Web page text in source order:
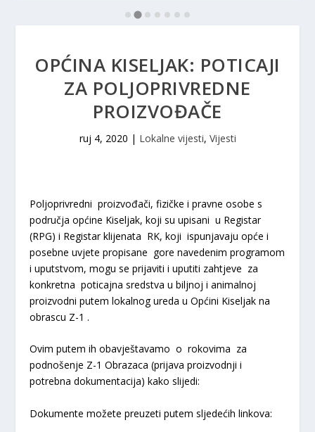
OPĆINA KISELJAK: POTICAJI
ZA POLJOPRIVREDNE
PROIZVOĐAČE
ruj 4, 2020 | Lokalne vijesti, Vijesti
Poljoprivredni proizvođači, fizičke i pravne osobe s
područja općine Kiseljak, koji su upisani u Registar
(RPG) i Registar klijenata RK, koji ispunjavaju opće i
posebne uvjete propisane gore navedenim programom
i uputstvom, mogu se prijaviti i uputiti zahtjeve za
konkretna poticajna sredstva u biljnoj i animalnoj
proizvodni putem lokalnog ureda u Općini Kiseljak na
obrascu Z-1 .
Ovim putem ih obavještavamo o rokovima za
podnošenje Z-1 Obrazaca (prijava proizvodnji i
potrebna dokumentacija) kako slijedi:
Dokumente možete preuzeti putem sljedećih linkova: